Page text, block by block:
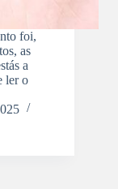
foi,
as
a
ler o